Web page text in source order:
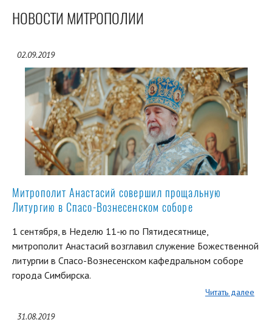
НОВОСТИ МИТРОПОЛИИ
02.09.2019
Митрополит Анастасий совершил прощальную
Литургию в Спасо-Вознесенском соборе
1 сентября, в Неделю 11-ю по Пятидесятнице,
митрополит Анастасий возглавил служение Божественной
литургии в Спасо-Вознесенском кафедральном соборе
города Симбирска.
Читать далее
31.08.2019